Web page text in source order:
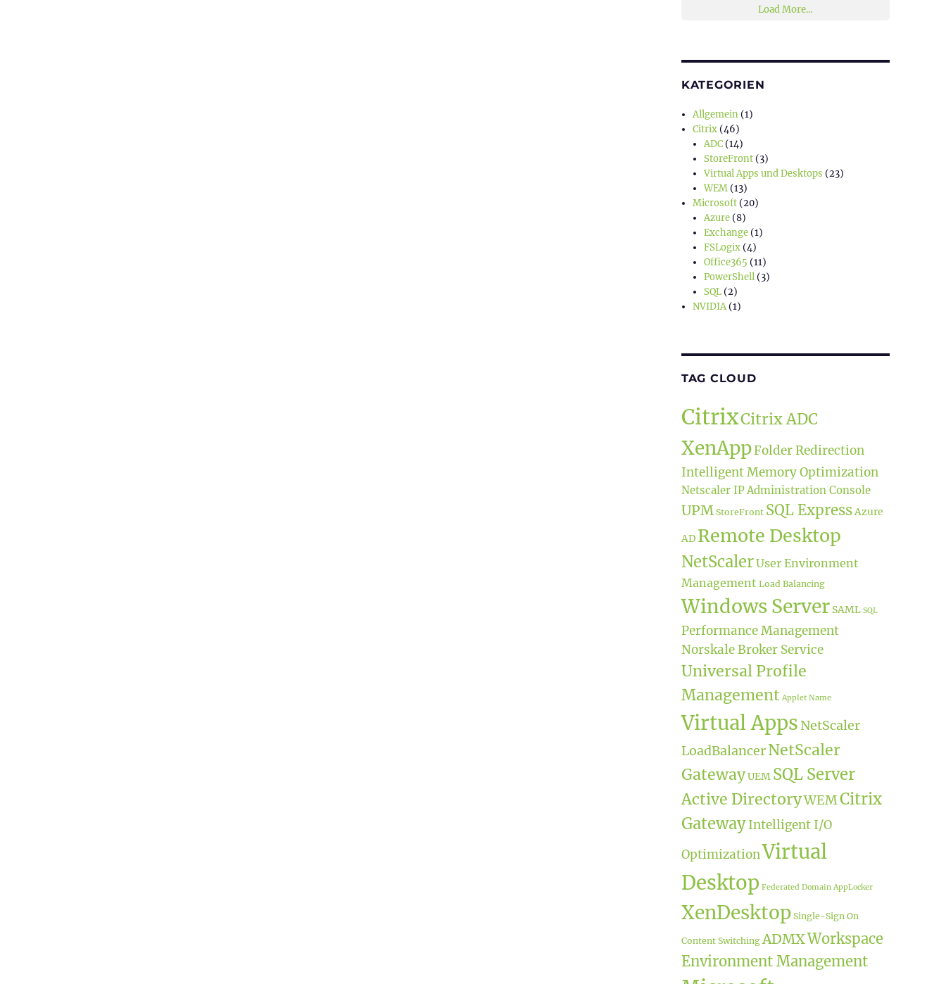
Load More...
KATEGORIEN
Allgemein(1)
Citrix(46)
ADC(14)
StoreFront(3)
Virtual Apps und Desktops (23)
WEM(13)
Microsoft(20)
Azure(8)
Exchange(1)
FSLogix(4)
Office365 (11)
PowerShell(3)
SQL(2)
NVIDIA(1)
TAG CLOUD
CitrixCitrix ADC
XenAppFolder Redirection
Intelligent Memory Optimization
Netscaler IPAdministration Console
UPM StoreFront SQL ExpressAzure
AD Remote Desktop
NetScalerUser Environment
Management Load Balancing
Windows Server SAML SQL
Performance Management
Norskale Broker Service
Universal Profile
Management Applet Name
Virtual Apps NetScaler
LoadBalancerNetScaler
GatewayUEM SQL Server
Active DirectoryWEMCitrix
GatewayIntelligent I/O
OptimizationVirtual
Desktop Federated Domain AppLocker
XenDesktop Single-Sign On
Content Switching ADMXWorkspace
Environment Management